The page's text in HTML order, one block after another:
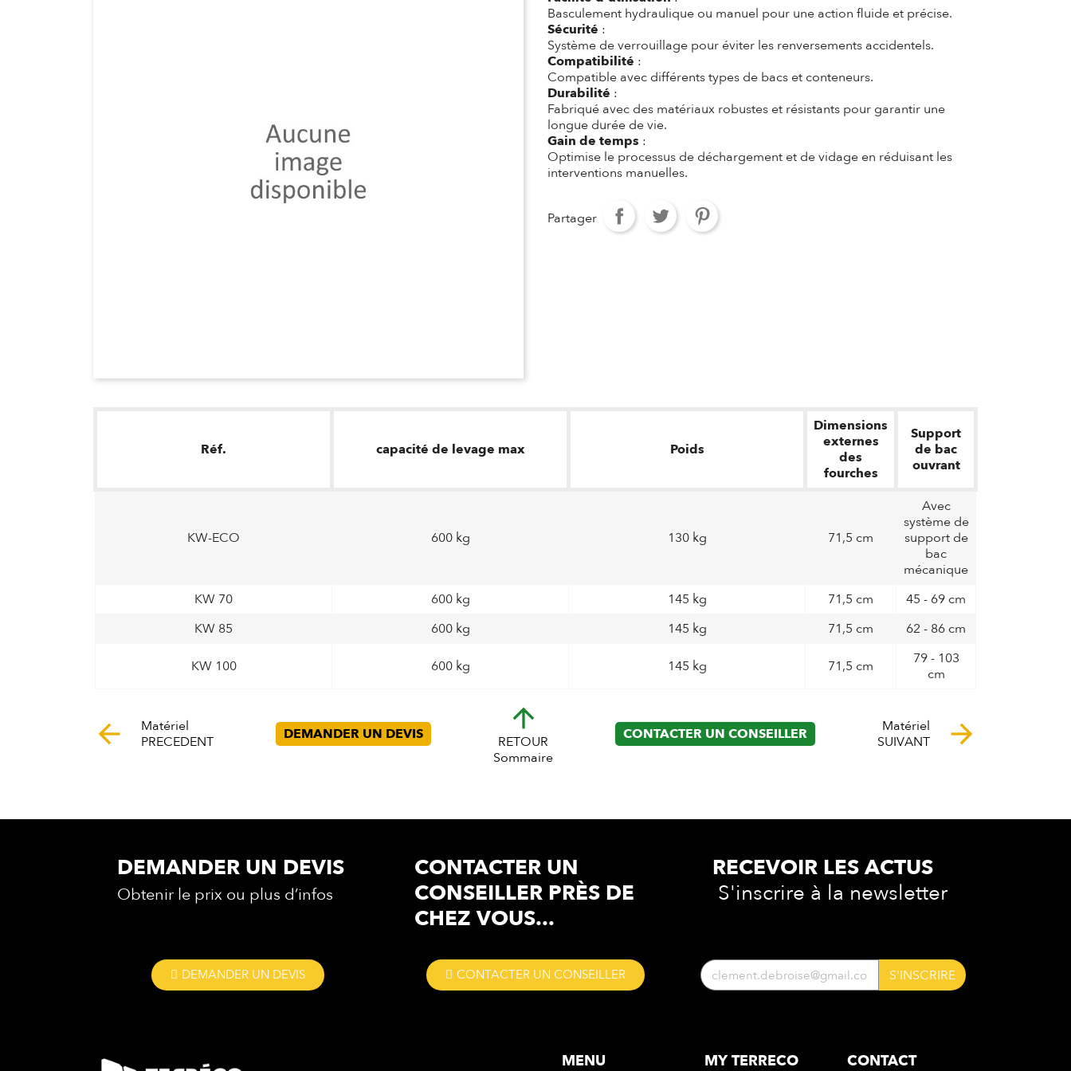
Basculement hydraulique ou manuel pour une action fluide et précise.
Sécurité :
Système de verrouillage pour éviter les renversements accidentels.
Compatibilité :
Compatible avec différents types de bacs et conteneurs.
Durabilité :
Fabriqué avec des matériaux robustes et résistants pour garantir une
longue durée de vie.
Gain de temps :
Optimise le processus de déchargement et de vidage en réduisant les
interventions manuelles.
Partager
Réf. capacité de levage max Poids
Dimensions
externes
des
fourches
Support
de bac
ouvrant
KW-ECO 600 kg 130 kg 71,5 cm
Avec
système de
support de
bac
mécanique
KW 70
600 kg 145 kg 71,5 cm
45 - 69 cm
KW 85
600 kg 145 kg 71,5 cm 62 - 86 cm
KW 100 600 kg 145 kg 71,5 cm
79 - 103
cm
arrow_back
Matériel
PRECEDENT
DEMANDER UN DEVIS arrow_upward
RETOUR
Sommaire
CONTACTER UN CONSEILLER
Matériel
SUIVANT
arrow_forward
DEMANDER UN DEVIS
Obtenir le prix ou plus d’infos
DEMANDER UN DEVIS
CONTACTER UN
CONSEILLER PRÈS DE
CHEZ VOUS...
CONTACTER UN CONSEILLER
RECEVOIR LESACTUS
S'inscrire à la newsletter
S'INSCRIRE
MENU MY TERRECO CONTACT